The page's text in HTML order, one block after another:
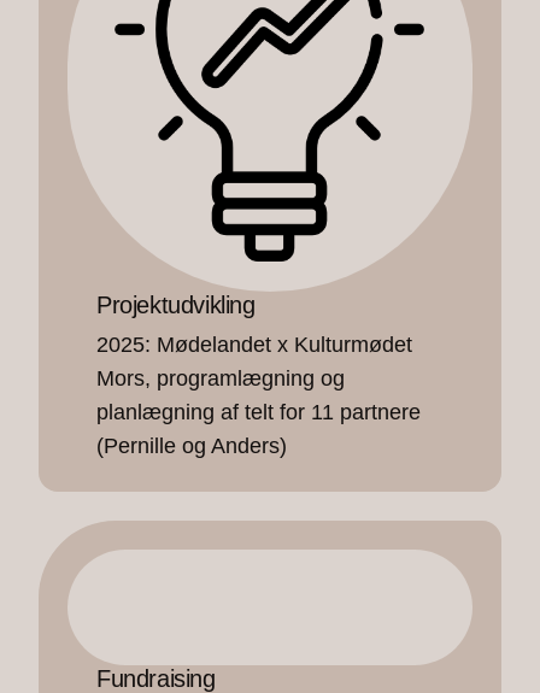
Projektudvikling
2025: Mødelandet x Kulturmødet
Mors, programlægning og
planlægning af telt for 11 partnere
(Pernille og Anders)
Fundraising